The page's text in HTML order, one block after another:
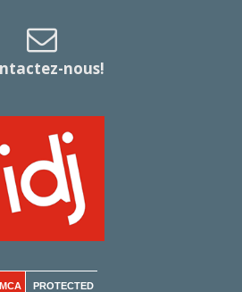
nous!
PROTECTED